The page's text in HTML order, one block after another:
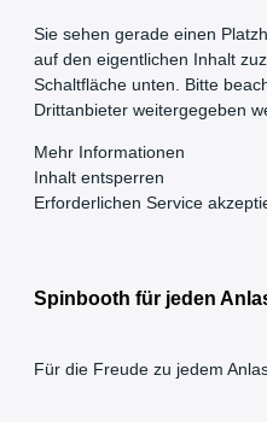
Sie sehen gerade einen
auf den eigentlichen Inhalt
Schaltfläche unten. Bitte
Drittanbieter weitergegeben
Mehr Informationen
Inhalt entsperren
Erforderlichen Service
Spinbooth für jeden
Für die Freude zu jedem